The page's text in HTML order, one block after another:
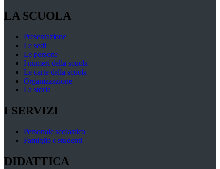
LA SCUOLA
Presentazione
Le sedi
Le persone
I numeri della scuola
Le carte della scuola
Organizzazione
La storia
I SERVIZI
Personale scolastico
Famiglie e studenti
DIDATTICA